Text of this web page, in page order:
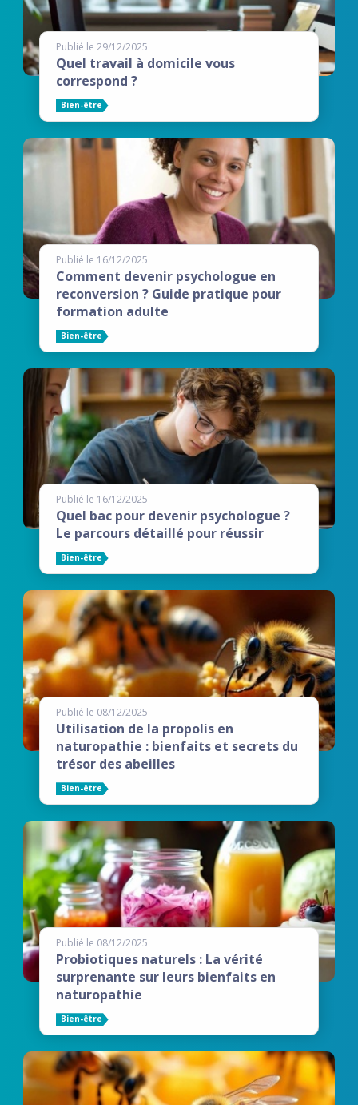
Publié le 29/12/2025
Quel travail à domicile vous
correspond ?
Bien-être
Publié le 16/12/2025
Comment devenir psychologue en
reconversion ? Guide pratique pour
formation adulte
Bien-être
Publié le 16/12/2025
Quel bac pour devenir psychologue ?
Le parcours détaillé pour réussir
Bien-être
Publié le 08/12/2025
Utilisation de la propolis en
naturopathie : bienfaits et secrets du
trésor des abeilles
Bien-être
Publié le 08/12/2025
Probiotiques naturels : La vérité
surprenante sur leurs bienfaits en
naturopathie
Bien-être